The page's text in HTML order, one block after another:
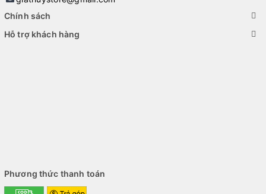
Chính sách
Hỗ trợ khách hàng
Phương thức thanh toán